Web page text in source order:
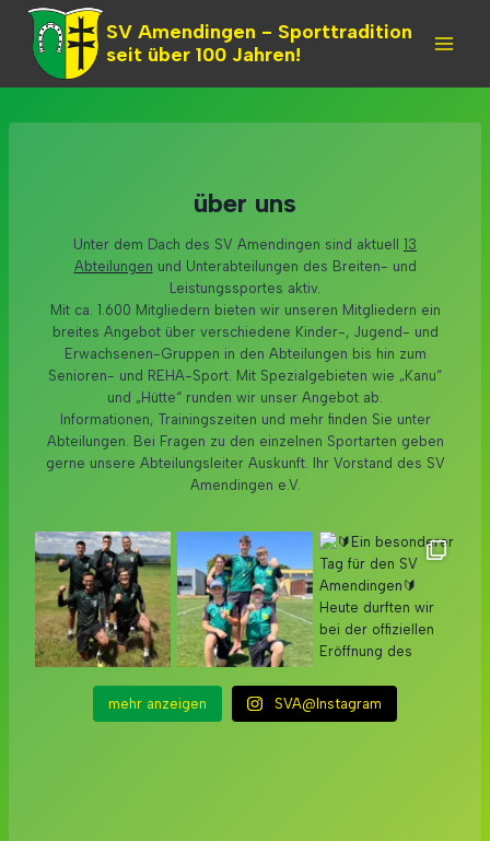
Skip
content
SV Amendingen - Sporttradition
seit über 100 Jahren!
über uns
Unter dem Dach des SV Amendingen sind aktuell 13
Abteilungen und Unterabteilungen des Breiten- und
Leistungssportes aktiv.
Mit ca. 1.600 Mitgliedern bieten wir unseren Mitgliedern ein
breites Angebot über verschiedene Kinder-, Jugend- und
Erwachsenen-Gruppen in den Abteilungen bis hin zum
Senioren- und REHA-Sport. Mit Spezialgebieten wie „Kanu“
und „Hütte“ runden wir unser Angebot ab.
Informationen, Trainingszeiten und mehr finden Sie unter
Abteilungen. Bei Fragen zu den einzelnen Sportarten geben
gerne unsere Abteilungsleiter Auskunft. Ihr Vorstand des SV
Amendingen e.V.
mehr anzeigen SVA@Instagram